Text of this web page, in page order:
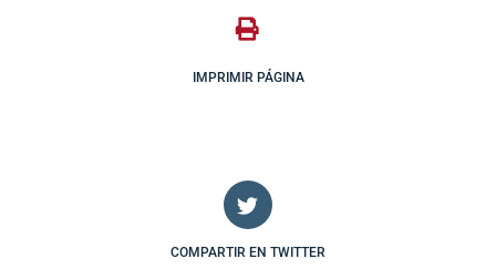
IMPRIMIR PÁGINA
COMPARTIR EN TWITTER